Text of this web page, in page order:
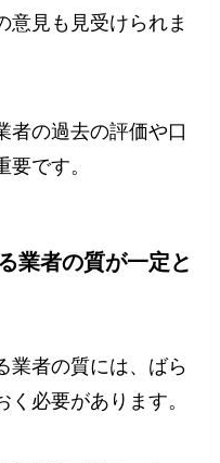
意見も見受けられま
者の過去の評価や口
です。
業者の質が一定と
業者の質には、ばら
必要があります。